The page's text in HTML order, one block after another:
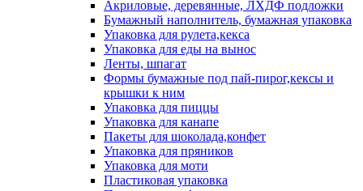
Акриловые, деревянные, ЛХДФ подложки
Бумажный наполнитель, бумажная упаковка
Упаковка для рулета,кекса
Упаковка для еды на вынос
Ленты, шпагат
Формы бумажные под пай-пирог,кексы и
крышки к ним
Упаковка для пиццы
Упаковка для канапе
Пакеты для шоколада,конфет
Упаковка для пряников
Упаковка для моти
Пластиковая упаковка